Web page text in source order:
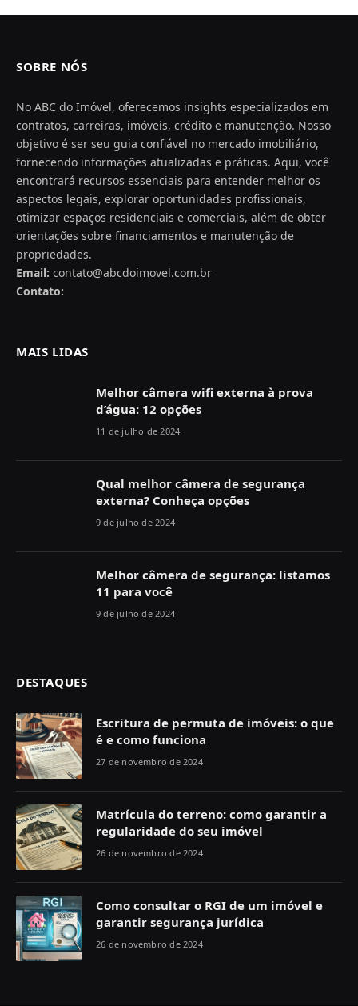
SOBRE NÓS
No ABC do Imóvel, oferecemos insights especializados em
contratos, carreiras, imóveis, crédito e manutenção. Nosso
objetivo é ser seu guia confiável no mercado imobiliário,
fornecendo informações atualizadas e práticas. Aqui, você
encontrará recursos essenciais para entender melhor os
aspectos legais, explorar oportunidades profissionais,
otimizar espaços residenciais e comerciais, além de obter
orientações sobre financiamentos e manutenção de
propriedades.
Email: contato@abcdoimovel.com.br
Contato:
MAIS LIDAS
Melhor câmera wifi externa à prova
d’água: 12 opções
11 de julho de 2024
Qual melhor câmera de segurança
externa? Conheça opções
9 de julho de 2024
Melhor câmera de segurança: listamos
11 para você
9 de julho de 2024
DESTAQUES
Escritura de permuta de imóveis: o que
é e como funciona
27 de novembro de 2024
Matrícula do terreno: como garantir a
regularidade do seu imóvel
26 de novembro de 2024
Como consultar o RGI de um imóvel e
garantir segurança jurídica
26 de novembro de 2024